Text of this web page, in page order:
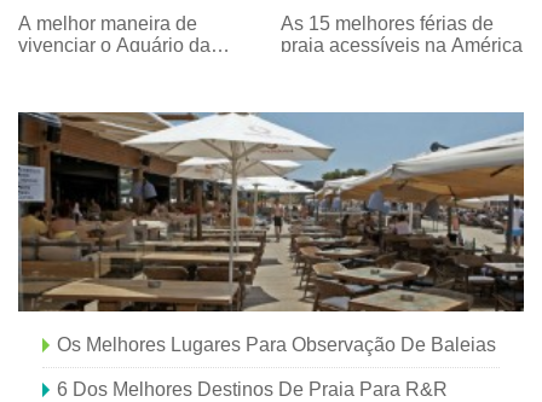
A melhor maneira de
vivenciar o Aquário da
As 15 melhores férias de
praia acessíveis na América
Os Melhores Lugares Para Observação De Baleias
6 Dos Melhores Destinos De Praia Para R&R